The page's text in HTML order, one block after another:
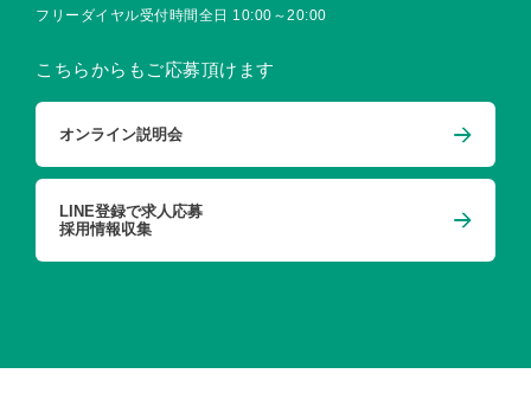
フリーダイヤル受付時間全日 10:00～20:00
こちらからもご応募頂けます
オンライン説明会
LINE登録で求人応募
採用情報収集